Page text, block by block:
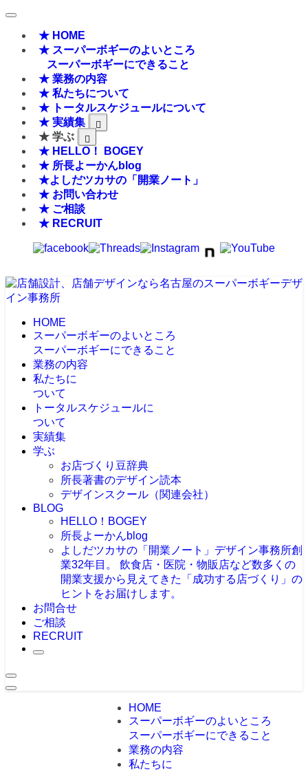
★ HOME
★ スーパーボギーのよいところ
スーパーボギーにできること
★ 業務の内容
★ 私たちについて
★ トータルスケジュールについて
★ 実績集
★ 学ぶ
★ HELLO！ BOGEY
★ 所長よーかんblog
★よしだツカサの「開業ノート」
★ お問い合わせ
★ ご相談
★ RECRUIT
HOME
スーパーボギーのよいところ
スーパーボギーにできること
業務の内容
私たちに
ついて
トータルスケジュールに
ついて
実績集
学ぶ
お店づくり豆辞典
所長著書のデザイン読本
デザインスクール（関連会社）
BLOG
HELLO！BOGEY
所長よーかんblog
よしだツカサの「開業ノート」 デザイン事務所創
業32年目。 飲食店・医院・物販店など数多くの
開業支援から見えてきた「成功する店づくり」の
ヒントをお届けします。
お問合せ
ご相談
RECRUIT
HOME
スーパーボギーのよいところ
スーパーボギーにできること
業務の内容
私たちに